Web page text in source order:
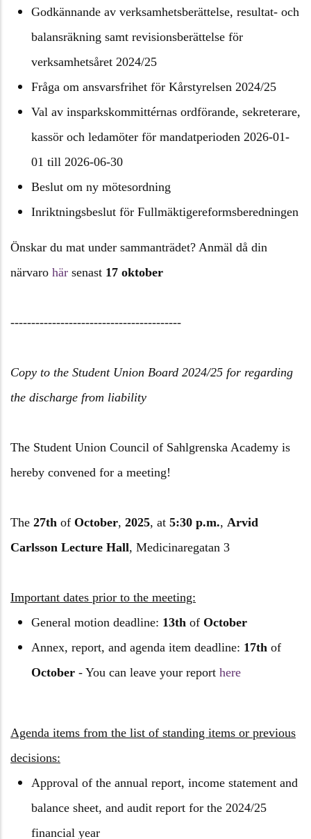
Godkännande av verksamhetsberättelse, resultat- och
balansräkning samt revisionsberättelse för
verksamhetsåret 2024/25
Fråga om ansvarsfrihet för Kårstyrelsen 2024/25
Val av insparkskommittérnas ordförande, sekreterare,
kassör och ledamöter för mandatperioden 2026-01-
01 till 2026-06-30
Beslut om ny mötesordning
Inriktningsbeslut för Fullmäktigereformsberedningen
Önskar du mat under sammanträdet? Anmäl då din
närvaro här senast 17 oktober
-----------------------------------------
Copy to the Student Union Board 2024/25 for regarding
the discharge from liability
The Student Union Council of Sahlgrenska Academy is
hereby convened for a meeting!
The 27th of October, 2025, at 5:30 p.m., Arvid
Carlsson Lecture Hall, Medicinaregatan 3
Important dates prior to the meeting:
General motion deadline: 13th of October
Annex, report, and agenda item deadline: 17th of
October - You can leave your report here
Agenda items from the list of standing items or previous
decisions:
Approval of the annual report, income statement and
balance sheet, and audit report for the 2024/25
financial year